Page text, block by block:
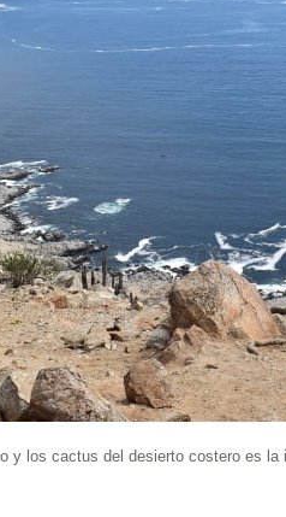
y los cactus del desierto costero es la